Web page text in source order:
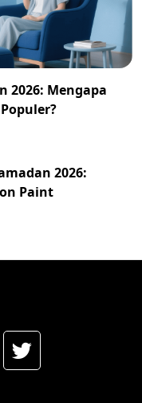
2026: Mengapa
2026:
Paint